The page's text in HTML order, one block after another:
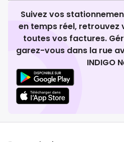
Suivez vos
en temps réel, retrouvez
toutes vos factures.
garez-vous dans la rue
INDIGO